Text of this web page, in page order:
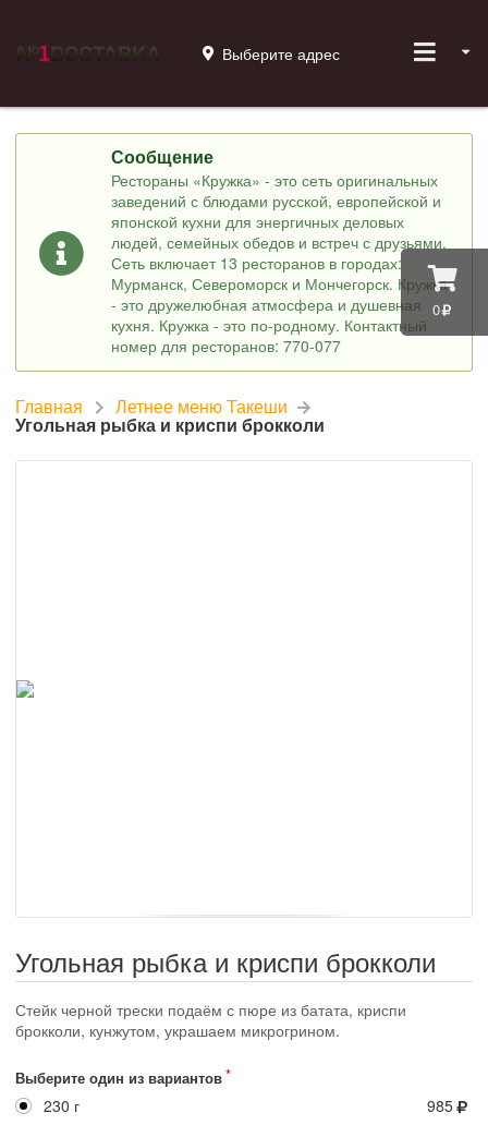
0
Выберите адрес
Сообщение
Рестораны «Кружка» - это сеть оригинальных
заведений с блюдами русской, европейской и
японской кухни для энергичных деловых
людей, семейных обедов и встреч с друзьями.
Сеть включает 13 ресторанов в городах:
Мурманск, Североморск и Мончегорск. Кружка
- это дружелюбная атмосфера и душевная
кухня. Кружка - это по-родному. Контактный
номер для ресторанов: 770-077
Главная Летнее меню Такеши
Угольная рыбка и криспи брокколи
Угольная рыбка и криспи брокколи
Стейк черной трески подаём с пюре из батата, криспи
брокколи, кунжутом, украшаем микрогрином.
Выберите один из вариантов
230 г 985